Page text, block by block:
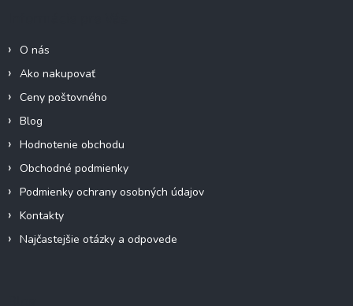
O nás
Ako nakupovať
Ceny poštovného
Blog
Hodnotenie obchodu
Obchodné podmienky
Podmienky ochrany osobných údajov
Kontakty
Najčastejšie otázky a odpovede